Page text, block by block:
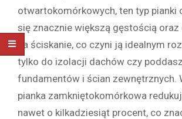
otwartokomórkowych, ten typ pianki
się znacznie większą gęstością
na ściskanie, co czyni ją idealnym
tylko do izolacji dachów czy
fundamentów i ścian zewnętrznych.
pianka zamkniętokomórkowa
nawet o kilkadziesiąt procent, co